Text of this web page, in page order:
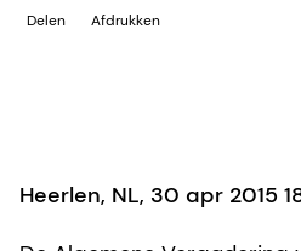
Delen Afdrukken
Heerlen, NL, 30 apr 2015